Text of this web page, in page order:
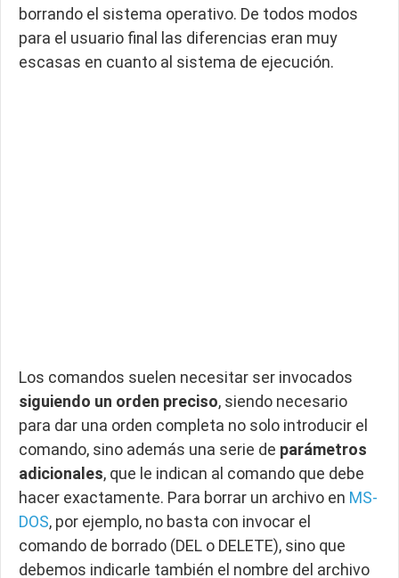
borrando el sistema operativo. De todos modos
para el usuario final las diferencias eran muy
escasas en cuanto al sistema de ejecución.
Los comandos suelen necesitar ser invocados
siguiendo un orden preciso, siendo necesario
para dar una orden completa no solo introducir el
comando, sino además una serie de parámetros
adicionales, que le indican al comando que debe
hacer exactamente. Para borrar un archivo en MS-
DOS, por ejemplo, no basta con invocar el
comando de borrado (DEL o DELETE), sino que
debemos indicarle también el nombre del archivo